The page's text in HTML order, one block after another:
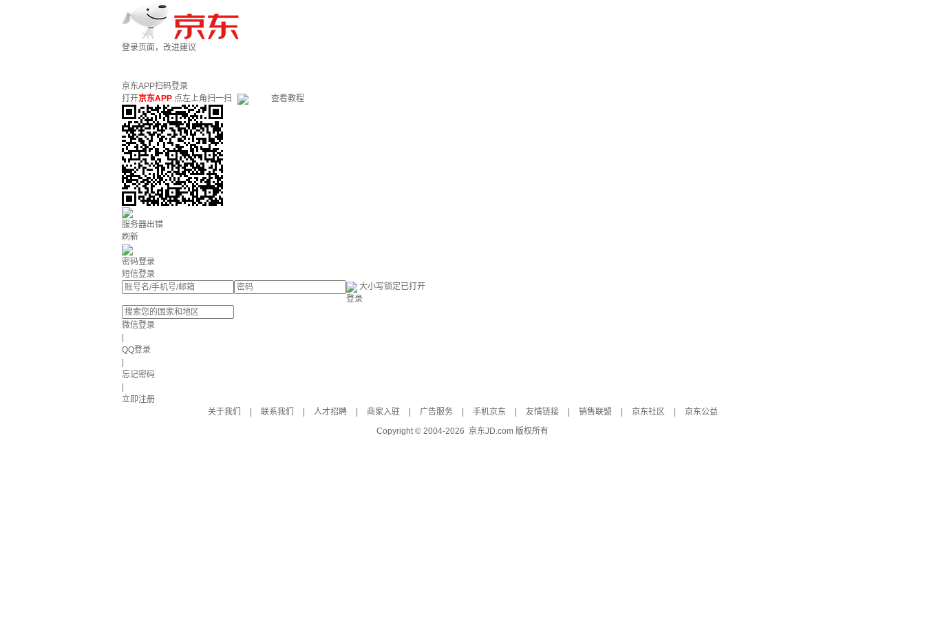
登录页面，改进建议
京东APP扫码登录
打开京东APP 点左上角扫一扫 查看教程
服务器出错
刷新
密码登录
短信登录
大小写锁定已打开
登录
微信登录
QQ登录
忘记密码
立即注册
关于我们
联系我们 人才招聘 商家入驻 广告服务 手机京东 友情链接 销售联盟 京东社区
京东公益
Copyright © 2004-2026 京东JD.com 版权所有